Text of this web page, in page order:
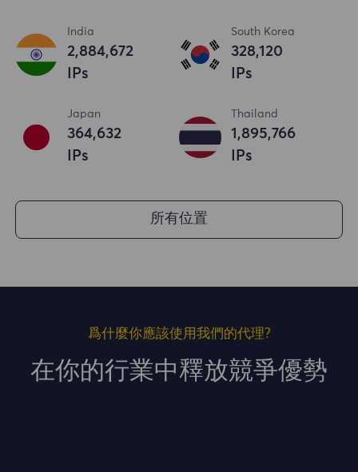
India
2,884,673
IPs
South Korea
328,121
IPs
Japan
364,633
IPs
Thailand
1,895,767
IPs
所有位置
爲什麼你應該使用我們的代理?
在你的行業中釋放競爭優勢